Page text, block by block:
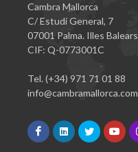
Cambra Mallorca
C/ Estudi General, 7
07001 Palma. Illes Balears
CIF: Q-0773001C
Tel. (+34) 971 71 01 88
info@cambramallorca.com